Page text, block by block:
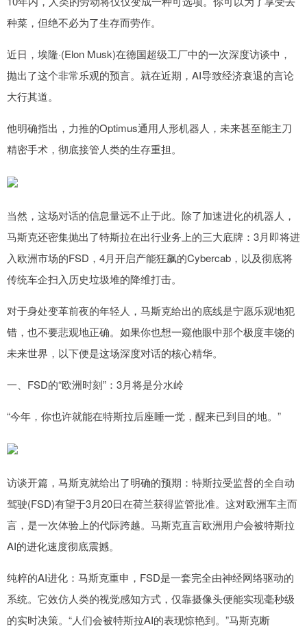
种菜，但绝不必为了生存而劳作。
近日，埃隆·(Elon Musk)在德国超级工厂中的一次深度访谈中，
抛出了这个非常乐观的预言。就在近期，AI导致经济衰退的言论
大行其道。
他明确指出，力推的Optimus通用人形机器人，未来甚至能主刀
精密手术，彻底接管人类的生存重担。
当然，这场对话的信息量远不止于此。除了加速进化的机器人，
马斯克还密集抛出了特斯拉在出行业务上的三大底牌：3月即将进
入欧洲市场的FSD，4月开启产能狂飙的Cybercab，以及彻底将
传统车企扫入历史垃圾堆的降维打击。
对于身处变革前夜的年轻人，马斯克给出的底线是宁愿乐观地犯
错，也不要悲观地正确。如果你也想一窥他眼中那个极度丰饶的
未来世界，以下便是这场深度对话的核心精华。
一、FSD的“欧洲时刻”：3月将是分水岭
“今年，你也许就能在特斯拉后座睡一觉，醒来已到目的地。”
访谈开篇，马斯克就给出了明确的预期：特斯拉受监督的全自动
驾驶(FSD)有望于3月20日在荷兰获得监管批准。这对欧洲车主而
言，是一次体验上的代际跨越。马斯克直言欧洲用户会被特斯拉
AI的进化速度彻底震撼。
纯粹的AI进化：马斯克重申，FSD是一套完全由神经网络驱动的
系统。它效仿人类的视觉感知方式，仅靠摄像头便能实现毫秒级
的实时决策。“人们会被特斯拉AI的表现惊艳到。”马斯克断